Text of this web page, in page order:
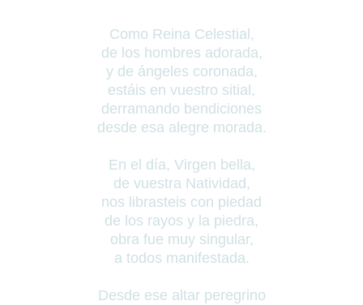
Como Reina Celestial,
de los hombres adorada,
y de ángeles coronada,
estáis en vuestro sitial,
derramando bendiciones
desde esa alegre morada.
En el día, Virgen bella,
de vuestra Natividad,
nos librasteis con piedad
de los rayos y la piedra,
obra fue muy singular,
a todos manifestada.
Desde ese altar peregrino